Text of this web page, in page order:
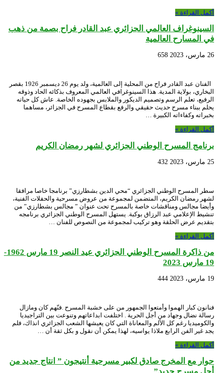
أكمل القراءة »
السينوغراف العالمي الجزائري عبد القادر فراح بصمة من ذهب
في المسارح العالمية
26 مارس، 2023 658
الفنان عبد القادر فراح من المحلية إلى العالمية، ولد يوم 26 ديسمبر 1926 بقصر
البخاري، بولاية المدية. هذا السينوغرافي العالمي المعروف بذكائه الحاد وذوقه
الرفيع، تعلم الرسم وتصميم الديكور والملابس بجهوده الخاصة. عاش كل حياته
يحلم ببناء مسرح حديث حقيقي والرفع بقطاع المسرح في الجزائر، مساهما
بخبراته وكفاءاته الكبيرة …
أكمل القراءة »
برنامج المسرح الوطني الجزائري لشهر رمضان الكريم
25 مارس، 2023 432
سطر المسرح الوطني الجزائري “محي الدين بشطارزي” برنامجا خاصا مرافقا
لشهر رمضان الكريم، المتضمن لمجموعة من عروض مسرحية والحفلات الفنية،
وأيضا مجالس ومناقشات خاصة بالمسرح تحت عنوان ” مجالس بشطارزي” من
تنشيط الإعلامي عبد الرزاق بوكبة. يستهل المسرح الوطني الجزائري برنامجه
بتقديم عرض الحلقة وهو تركيب لمجموعة من النصوص للفنان …
أكمل القراءة »
من ذاكرة المسرح الوطني الجزائري عيد النصر 19 مارس 1962-
19 مارس 2023
19 مارس، 2023 444
فنانون كبار الهموا وأمتعوا الجمهور من على خشبة المسرح .فنّهم كان ومازال
رسالة نضال وجهاد من أجل الحرية . اختلفت ابداعاتهم وتنوعت بين التراجيديا
والكوميديا رغم كل الألم والمعاناة التي كان يعيشها الشعب الجزائري انذاك، فلم
يجد غير الفن الرابع ملاذا يواسيه، لهذا يمكن أن نقول و بكل ثقة أن …
أكمل القراءة »
حوار مع المخرج صادق لكبير مسرحية أنتيجون ” انتاج جديد من